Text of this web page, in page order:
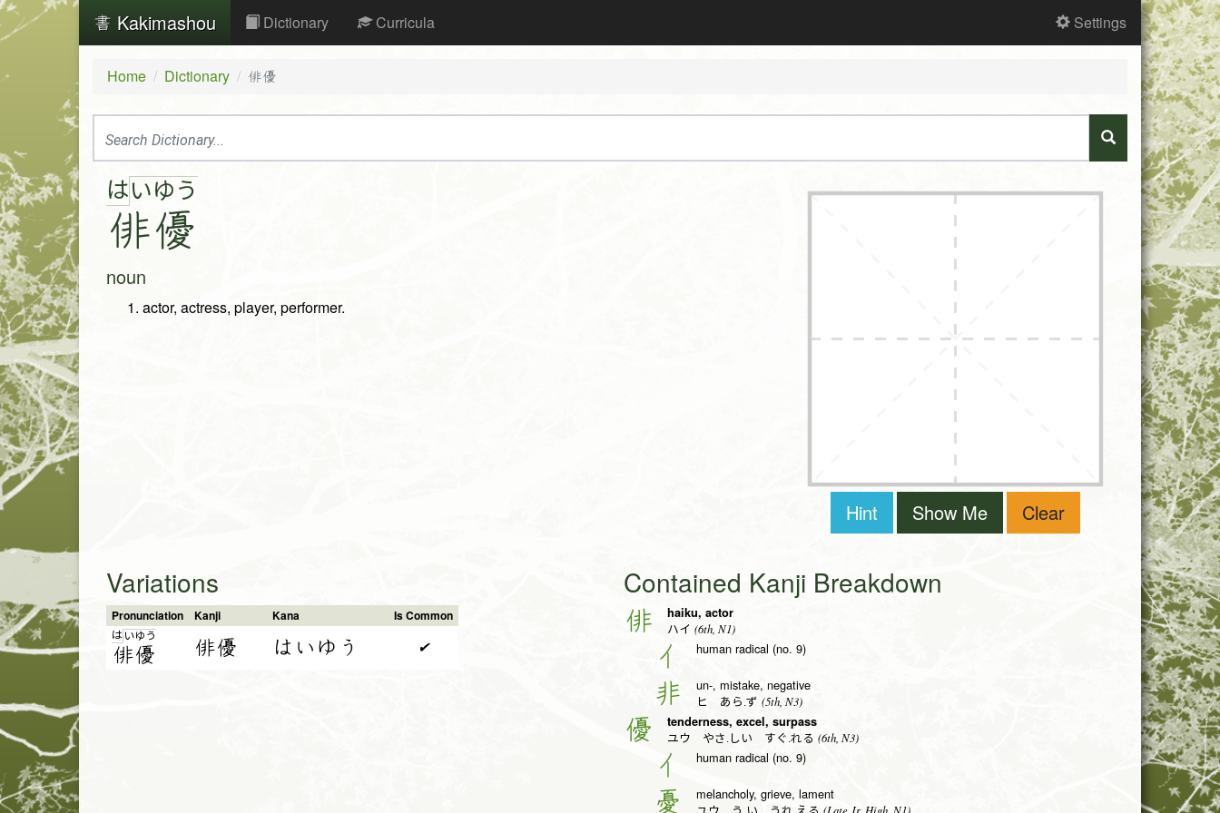
Kakimashou Dictionary Curricula Settings
Home Dictionary 俳優
はい
俳
ゆ う
優
noun
actor, actress, player, performer.
Hint Show Me Clear
Variations
Pronunciation Kanji Kana Is Common
は い
俳
ゆ う
優 俳優 はいゆう ✔
Contained Kanji Breakdown
俳 haiku, actor
ハイ (6th, N1)
亻 human radical (no. 9)
非 un-, mistake, negative
ヒ あら.ず (5th, N3)
優 tenderness, excel, surpass
ユウ やさ.しい すぐ.れる (6th, N3)
亻 human radical (no. 9)
憂 melancholy, grieve, lament
(Late Jr. High, N1)